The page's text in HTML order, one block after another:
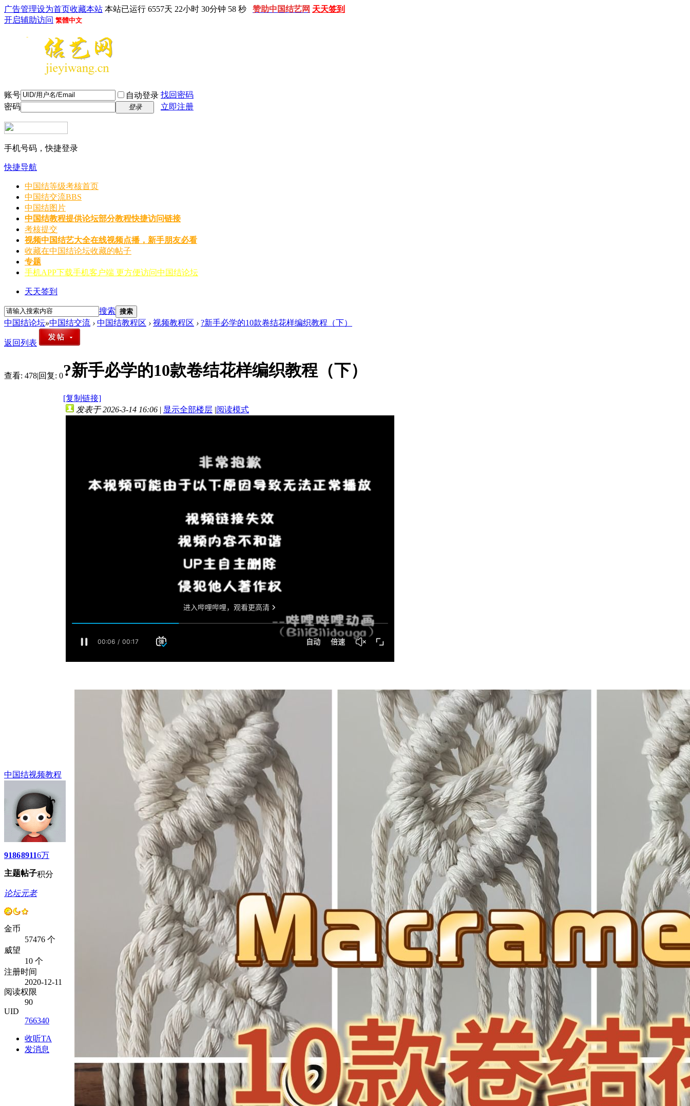
广告管理设为首页收藏本站 本站已运行 6557天 22小时 30分钟 59 秒 赞助中国结艺网 天天签到
开启辅助访问 繁體中文
账号 自动登录 找回密码
密码
登录 立即注册
手机号码，快捷登录
快捷导航
中国结等级考核首页
中国结交流BBS
中国结图片
中国结教程提供论坛部分教程快捷访问链接
考核提交
视频中国结艺大全在线视频点播，新手朋友必看
收藏在中国结论坛收藏的帖子
专题
手机APP下载手机客户端 更方便访问中国结论坛
天天签到
搜索 搜索
中国结论坛»中国结交流 › 中国结教程区 › 视频教程区 › ?新手必学的10款卷结花样编织教程（下）
返回列表
查看: 478|回复: 0?新手必学的10款卷结花样编织教程（下）
[复制链接]
中国结视频教程
9186
主题
8911
帖子
6万
积分
论坛元老
金币
57476 个
威望
10 个
注册时间
2020-12-11
阅读权限
90
UID
766340
收听TA
发消息
发表于 2026-3-14 16:06 | 显示全部楼层 |阅读模式